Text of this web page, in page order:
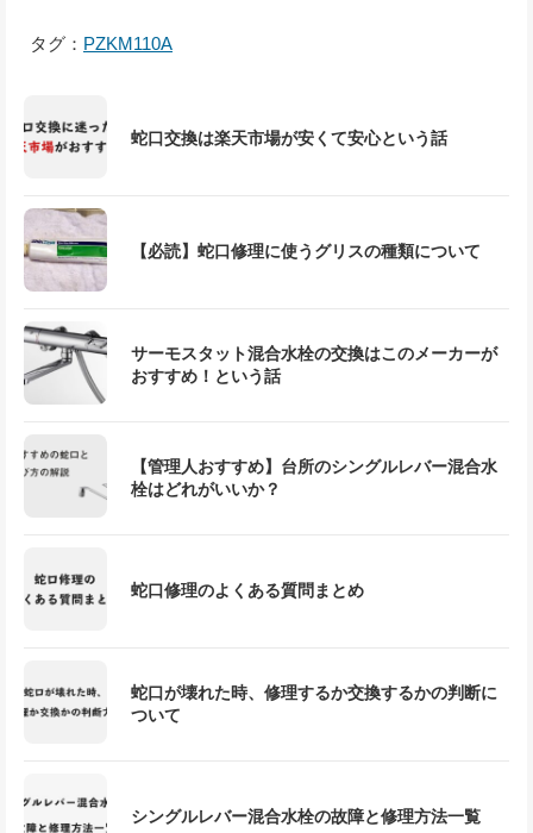
タグ： PZKM110A
蛇口交換は楽天市場が安くて安心という話
【必読】蛇口修理に使うグリスの種類について
サーモスタット混合水栓の交換はこのメーカーが
おすすめ！という話
【管理人おすすめ】台所のシングルレバー混合水
栓はどれがいいか？
蛇口修理のよくある質問まとめ
蛇口が壊れた時、修理するか交換するかの判断に
ついて
シングルレバー混合水栓の故障と修理方法一覧